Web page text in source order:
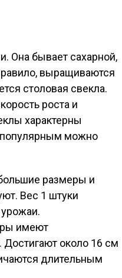
Она бывает сахарной,
выращиваются
столовая свекла.
роста и
характерны
популярным можно
размеры и
Вес 1 штуки
имеют
около 16 см
длительным